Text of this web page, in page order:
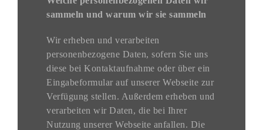
GUTSCHEINE
sammeln und warum wir sie sammeln
Wir erheben und verarbeiten
personenbezogene Daten, sofern Sie uns
diese bei Kontaktaufnahme oder über ein
Eingabeformular auf unserer Webseite zur
Verfügung stellen. Außerdem erheben und
verarbeiten wir Daten, die bei Ihrer
Nutzung unserer Webseite anfallen. Die